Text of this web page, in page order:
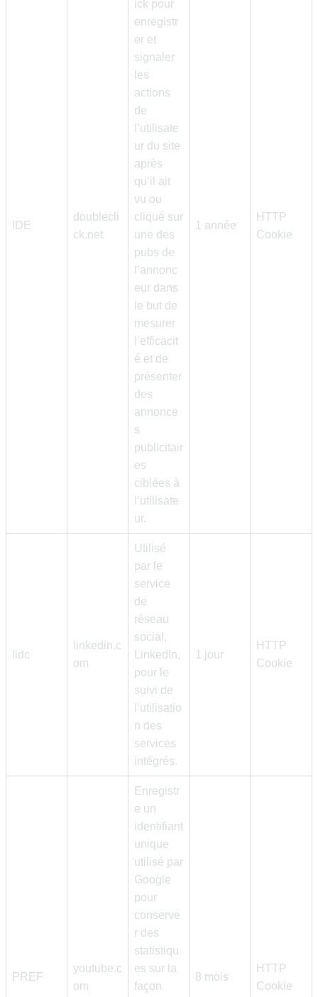
IDE
doublecli
ck.net
ick pour
enregistr
er et
signaler
les
actions
de
l’utilisate
ur du site
après
qu’il ait
vu ou
cliqué sur
une des
pubs de
l’annonc
eur dans
le but de
mesurer
l’efficacit
é et de
présenter
des
annonce
s
publicitair
es
ciblées à
l’utilisate
ur.
1 année
HTTP
Cookie
lidc
linkedin.c
om
Utilisé
par le
service
de
réseau
social,
LinkedIn,
pour le
suivi de
l’utilisatio
n des
services
intégrés.
1 jour
HTTP
Cookie
PREF
youtube.c
om
Enregistr
e un
identifiant
unique
utilisé par
Google
pour
conserve
r des
statistiqu
es sur la
façon
8 mois
HTTP
Cookie